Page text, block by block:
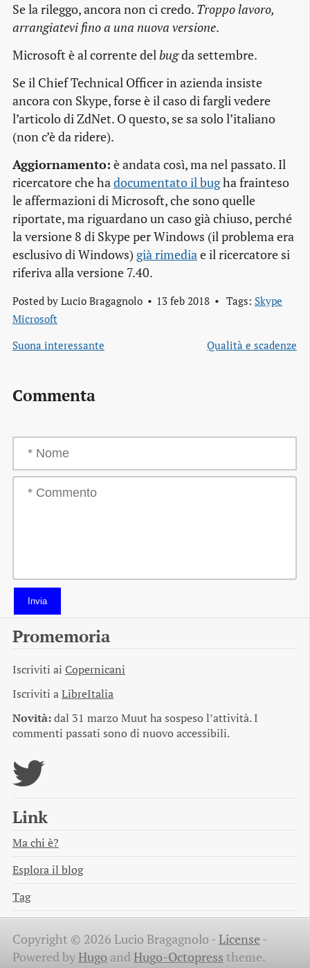
Se la rileggo, ancora non ci credo. Troppo lavoro,
arrangiatevi fino a una nuova versione.
Microsoft è al corrente del bugda settembre.
Se il Chief Technical Officer in azienda insiste
ancora con Skype, forse è il caso di fargli vedere
l’articolo di ZdNet. O questo, se sa solo l’italiano
(non c’è da ridere).
Aggiornamento: è andata così, ma nel passato. Il
ricercatore che hadocumentato il bugha frainteso
le affermazioni di Microsoft, che sono quelle
riportate, ma riguardano un caso già chiuso, perché
la versione 8 di Skype per Windows (il problema era
esclusivo di Windows) già rimediae il ricercatore si
riferiva alla versione 7.40.
Posted by Lucio Bragagnolo 13 feb 2018 Tags: Skype
Microsoft
Suona interessante
Qualità e scadenze
Commenta
Invia
Promemoria
Iscriviti ai Copernicani
Iscriviti aLibreItalia
Novità:dal 31 marzo Muut ha sospeso l’attività. I
commenti passati sono di nuovo accessibili.
Link
Ma chi è?
Esplora il blog
Tag
Copyright © 2026 Lucio Bragagnolo -License -
Powered byHugo and Hugo-Octopress theme.